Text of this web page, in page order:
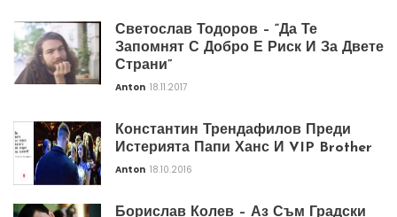
Светослав Тодоров – “Да Те
Запомнят С Добро Е Риск И За Двете
Страни”
Anton 18.11.2017
Константин Трендафилов Преди
Истерията Папи Ханс И VIP Brother
Anton 18.10.2016
Борислав Колев – Аз Съм Градски